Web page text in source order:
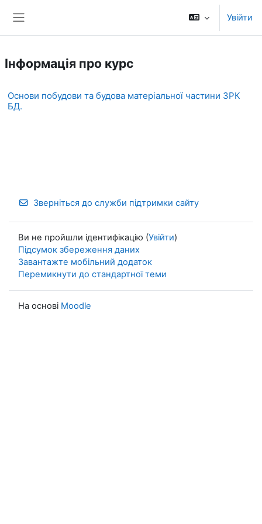
Увійти
Інформація про курс
Основи побудови та будова матеріальної частини ЗРК
БД.
Зверніться до служби підтримки сайту
Ви не пройшли ідентифікацію (Увійти)
Підсумок збереження даних
Завантажте мобільний додаток
Перемикнути до стандартної теми
На основі Moodle